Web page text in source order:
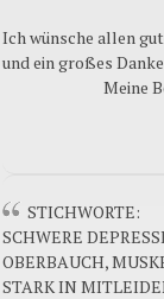
Ich wünsche allen
und ein großes
Meine
STICHWORTE:
SCHWERE
OBERBAUCH,
STARK IN